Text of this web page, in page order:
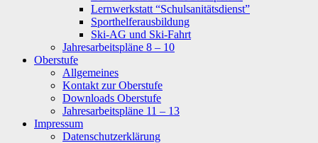
Lernwerkstatt “Schulsanitätsdienst”
Sporthelferausbildung
Ski-AG und Ski-Fahrt
Jahresarbeitspläne 8 – 10
Oberstufe
Allgemeines
Kontakt zur Oberstufe
Downloads Oberstufe
Jahresarbeitspläne 11 – 13
Impressum
Datenschutzerklärung